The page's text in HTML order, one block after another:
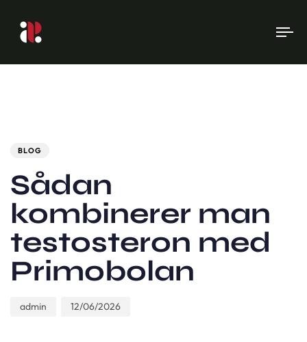
BLOG
Sådan
kombinerer man
testosteron med
Primobolan
admin 12/06/2026